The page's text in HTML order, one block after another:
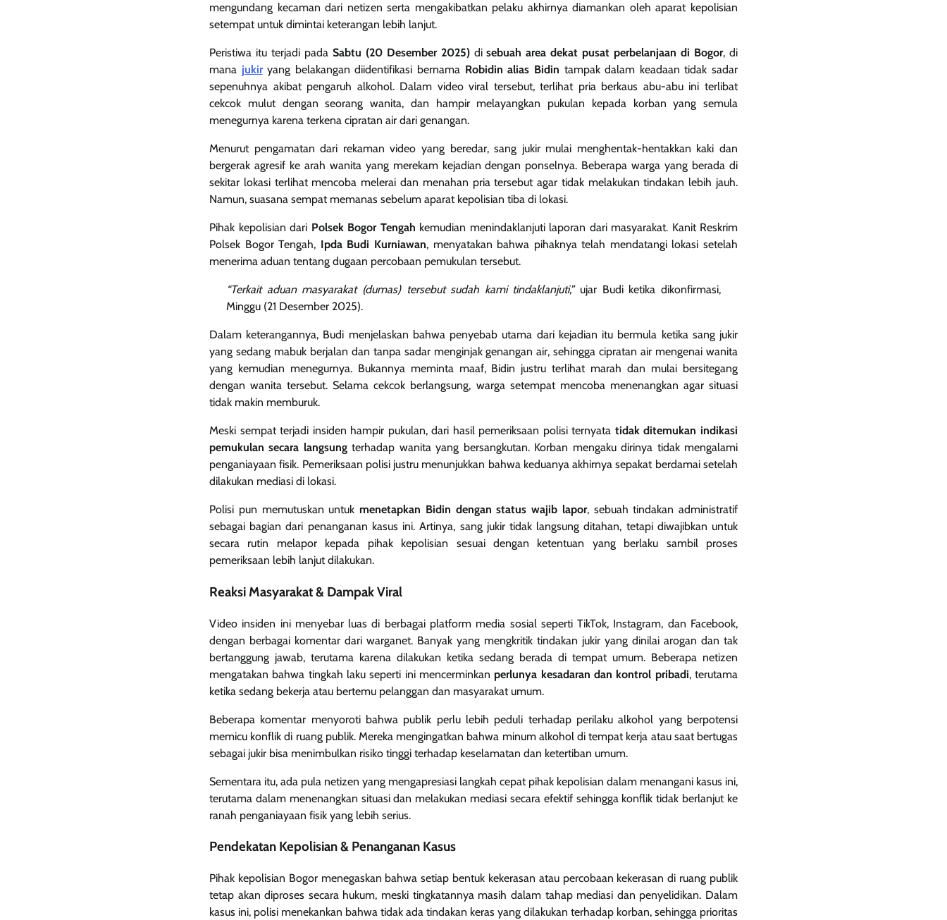
mengundang kecaman dari netizen serta mengakibatkan pelaku akhirnya diamankan oleh aparat kepolisian
setempat untuk dimintai keterangan lebih lanjut.
Peristiwa itu terjadi pada Sabtu (20 Desember 2025)disebuah area dekat pusat perbelanjaan di Bogor, di
mana jukiryang belakangan diidentifikasi bernama Robidin alias Bidin tampak dalam keadaan tidak sadar
sepenuhnya akibat pengaruh alkohol. Dalam video viral tersebut, terlihat pria berkaus abu-abu ini terlibat
cekcok mulut dengan seorang wanita, dan hampir melayangkan pukulan kepada korban yang semula
menegurnya karena terkena cipratan air dari genangan.
Menurut pengamatan dari rekaman video yang beredar, sang jukir mulai menghentak-hentakkan kaki dan
bergerak agresif ke arah wanita yang merekam kejadian dengan ponselnya. Beberapa warga yang berada di
sekitar lokasi terlihat mencoba melerai dan menahan pria tersebut agar tidak melakukan tindakan lebih jauh.
Namun, suasana sempat memanas sebelum aparat kepolisian tiba di lokasi.
Pihak kepolisian dari Polsek Bogor Tengah kemudian menindaklanjuti laporan dari masyarakat. Kanit Reskrim
Polsek Bogor Tengah, Ipda Budi Kurniawan, menyatakan bahwa pihaknya telah mendatangi lokasi setelah
menerima aduan tentang dugaan percobaan pemukulan tersebut.
“Terkait aduan masyarakat (dumas) tersebut sudah kami tindaklanjuti,”ujar Budi ketika dikonfirmasi,
Minggu (21 Desember 2025).
Dalam keterangannya, Budi menjelaskan bahwa penyebab utama dari kejadian itu bermula ketika sang jukir
yang sedang mabuk berjalan dan tanpa sadar menginjak genangan air, sehingga cipratan air mengenai wanita
yang kemudian menegurnya. Bukannya meminta maaf, Bidin justru terlihat marah dan mulai bersitegang
dengan wanita tersebut. Selama cekcok berlangsung, warga setempat mencoba menenangkan agar situasi
tidak makin memburuk.
Meski sempat terjadi insiden hampir pukulan, dari hasil pemeriksaan polisi ternyata tidak ditemukan indikasi
pemukulan secara langsungterhadap wanita yang bersangkutan. Korban mengaku dirinya tidak mengalami
penganiayaan fisik. Pemeriksaan polisi justru menunjukkan bahwa keduanya akhirnya sepakat berdamai setelah
dilakukan mediasi di lokasi.
Polisi pun memutuskan untuk menetapkan Bidin dengan status wajib lapor, sebuah tindakan administratif
sebagai bagian dari penanganan kasus ini. Artinya, sang jukir tidak langsung ditahan, tetapi diwajibkan untuk
secara rutin melapor kepada pihak kepolisian sesuai dengan ketentuan yang berlaku sambil proses
pemeriksaan lebih lanjut dilakukan.
Reaksi Masyarakat & Dampak Viral
Video insiden ini menyebar luas di berbagai platform media sosial seperti TikTok, Instagram, dan Facebook,
dengan berbagai komentar dari warganet. Banyak yang mengkritik tindakan jukir yang dinilai arogan dan tak
bertanggung jawab, terutama karena dilakukan ketika sedang berada di tempat umum. Beberapa netizen
mengatakan bahwa tingkah laku seperti ini mencerminkan perlunya kesadaran dan kontrol pribadi, terutama
ketika sedang bekerja atau bertemu pelanggan dan masyarakat umum.
Beberapa komentar menyoroti bahwa publik perlu lebih peduli terhadap perilaku alkohol yang berpotensi
memicu konflik di ruang publik. Mereka mengingatkan bahwa minum alkohol di tempat kerja atau saat bertugas
sebagai jukir bisa menimbulkan risiko tinggi terhadap keselamatan dan ketertiban umum.
Sementara itu, ada pula netizen yang mengapresiasi langkah cepat pihak kepolisian dalam menangani kasus ini,
terutama dalam menenangkan situasi dan melakukan mediasi secara efektif sehingga konflik tidak berlanjut ke
ranah penganiayaan fisik yang lebih serius.
Pendekatan Kepolisian & Penanganan Kasus
Pihak kepolisian Bogor menegaskan bahwa setiap bentuk kekerasan atau percobaan kekerasan di ruang publik
tetap akan diproses secara hukum, meski tingkatannya masih dalam tahap mediasi dan penyelidikan. Dalam
kasus ini, polisi menekankan bahwa tidak ada tindakan keras yang dilakukan terhadap korban, sehingga prioritas